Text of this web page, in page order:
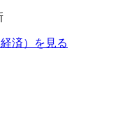
済）を見る